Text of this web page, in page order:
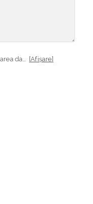
[Afișare]